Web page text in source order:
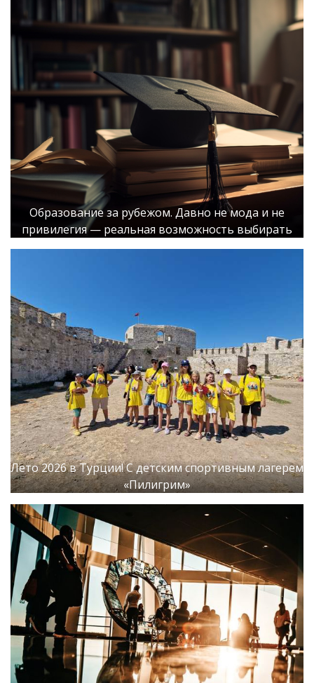
Образование за рубежом. Давно не мода и не
привилегия — реальная возможность выбирать
Лето 2026 в Турции! С детским спортивным лагерем
«Пилигрим»